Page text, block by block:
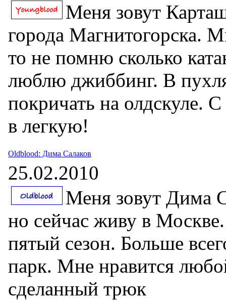
Меня зовут
города Магнитогорска.
то не помню сколько
люблю джиббинг. В
покричать на олдскуле.
в легкую!
Oldblood: Дима Салаков
25.02.2010
Меня зовут Дима
но сейчас живу в
пятый сезон. Больше
парк. Мне нравится
сделанный трюк